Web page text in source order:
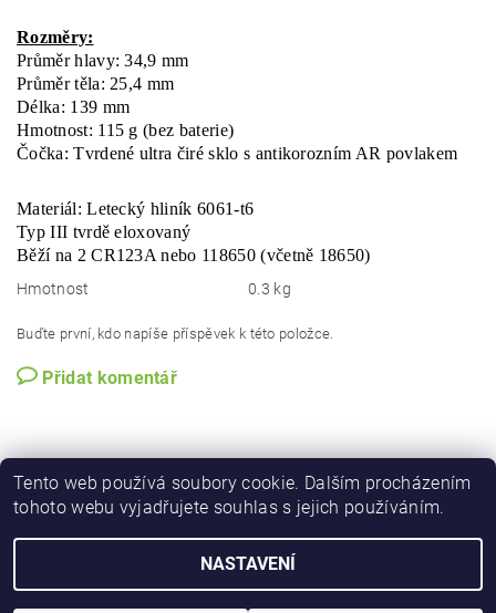
Rozměry:
Průměr hlavy: 34,9 mm
Průměr těla: 25,4 mm
Délka: 139 mm
Hmotnost: 115 g (bez baterie)
Čočka: Tvrdené ultra čiré sklo s antikorozním AR povlakem
Materiál: Letecký hliník 6061-t6
Typ III tvrdě eloxovaný
Běží na 2 CR123A nebo 118650 (včetně 18650)
Hmotnost 0.3 kg
Buďte první, kdo napíše příspěvek k této položce.
Přidat komentář
2026 © iforester.cz, všechna práva vyhrazenaUpravit nastavení cookies
Tento web používá soubory cookie. Dalším procházením
tohoto webu vyjadřujete souhlas s jejich používáním.
NASTAVENÍ